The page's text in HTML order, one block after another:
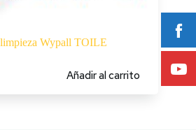
Wypall TOILE
Añadir al carrito